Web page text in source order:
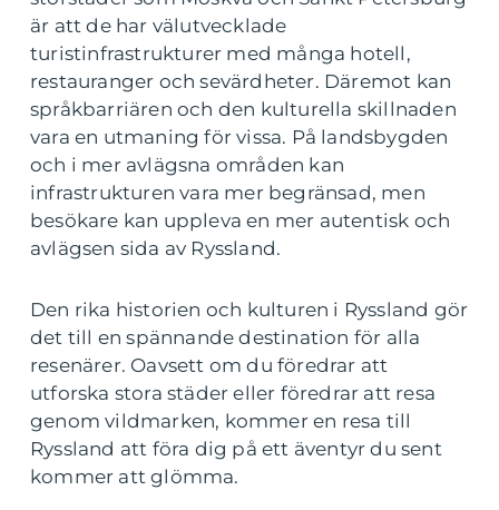
är att de har välutvecklade
turistinfrastrukturer med många hotell,
restauranger och sevärdheter. Däremot kan
språkbarriären och den kulturella skillnaden
vara en utmaning för vissa. På landsbygden
och i mer avlägsna områden kan
infrastrukturen vara mer begränsad, men
besökare kan uppleva en mer autentisk och
avlägsen sida av Ryssland.
Den rika historien och kulturen i Ryssland gör
det till en spännande destination för alla
resenärer. Oavsett om du föredrar att
utforska stora städer eller föredrar att resa
genom vildmarken, kommer en resa till
Ryssland att föra dig på ett äventyr du sent
kommer att glömma.